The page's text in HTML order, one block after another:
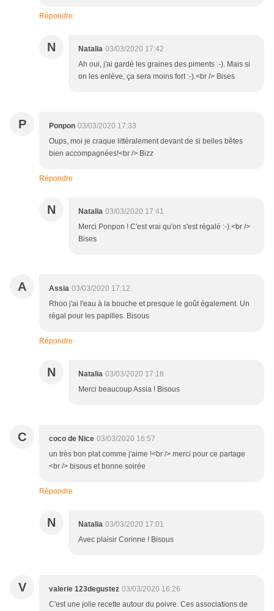
Répondre
N Natalia 03/03/2020 17:42
Ah oui, j'ai gardé les graines des piments :-). Mais si
on les enlève, ça sera moins fort :-).<br /> Bises
P Ponpon 03/03/2020 17:33
Oups, moi je craque littéralement devant de si belles bêtes
bien accompagnées!<br /> Bizz
Répondre
N Natalia 03/03/2020 17:41
Merci Ponpon ! C'est vrai qu'on s'est régalé :-).<br />
Bises
A Assia 03/03/2020 17:12
Rhoo j'ai l'eau à la bouche et presque le goût également. Un
régal pour les papilles. Bisous
Répondre
N Natalia 03/03/2020 17:18
Merci beaucoup Assia ! Bisous
C coco de Nice 03/03/2020 16:57
un très bon plat comme j'aime !<br /> merci pour ce partage
<br /> bisous et bonne soirée
Répondre
N Natalia 03/03/2020 17:01
Avec plaisir Corinne ! Bisous
V valerie 123degustez 03/03/2020 16:26
C'est une jolie recette autour du poivre. Ces associations de